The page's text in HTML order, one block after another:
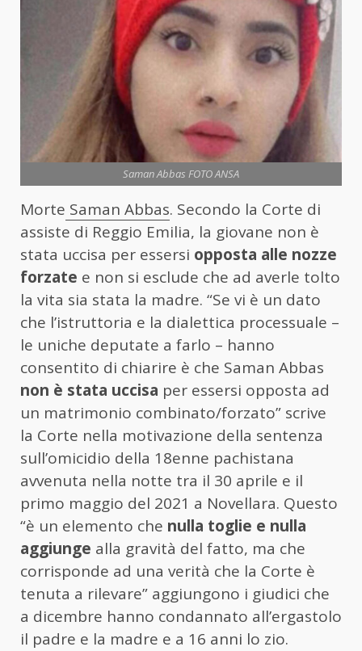
Saman Abbas FOTO ANSA
Morte Saman Abbas. Secondo la Corte di
assiste di Reggio Emilia, la giovane non è
stata uccisa per essersi opposta alle nozze
forzate e non si esclude che ad averle tolto
la vita sia stata la madre. “Se vi è un dato
che l’istruttoria e la dialettica processuale –
le uniche deputate a farlo – hanno
consentito di chiarire è che Saman Abbas
non è stata uccisa per essersi opposta ad
un matrimonio combinato/forzato” scrive
la Corte nella motivazione della sentenza
sull’omicidio della 18enne pachistana
avvenuta nella notte tra il 30 aprile e il
primo maggio del 2021 a Novellara. Questo
“è un elemento che nulla toglie e nulla
aggiunge alla gravità del fatto, ma che
corrisponde ad una verità che la Corte è
tenuta a rilevare” aggiungono i giudici che
a dicembre hanno condannato all’ergastolo
il padre e la madre e a 16 anni lo zio.